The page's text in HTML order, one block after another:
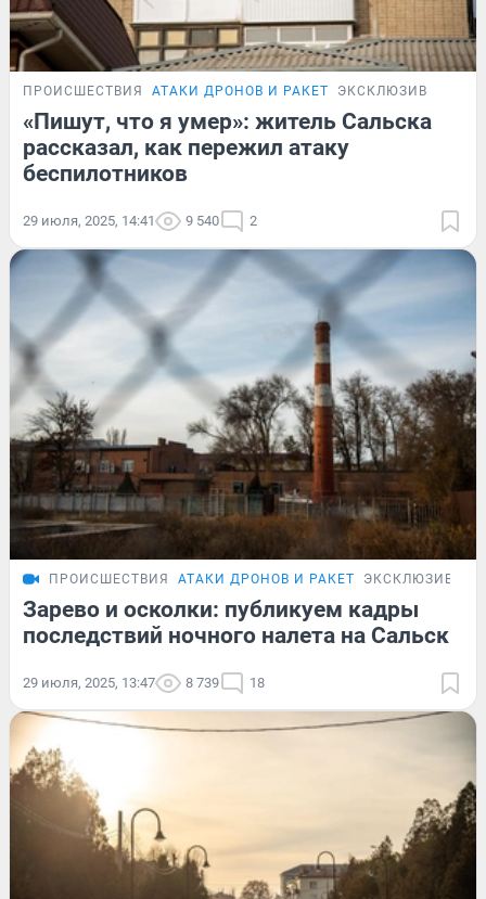
ПРОИСШЕСТВИЯ АТАКИ ДРОНОВ И РАКЕТ ЭКСКЛЮЗИВ
«Пишут, что я умер»: житель Сальска
рассказал, как пережил атаку
беспилотников
29 июля, 2025, 14:41 9 540 2
ПРОИСШЕСТВИЯ АТАКИ ДРОНОВ И РАКЕТ ЭКСКЛЮЗИВ
Зарево и осколки: публикуем кадры
последствий ночного налета на Сальск
29 июля, 2025, 13:47 8 739 18